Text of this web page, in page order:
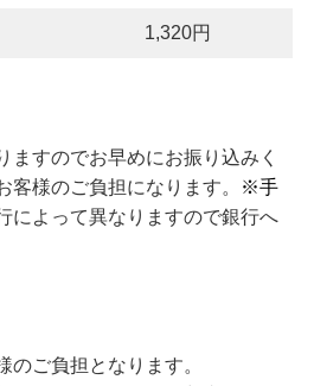
1,320円
ますのでお早めにお振り込みく
客様のご負担になります。
※手
によって異なりますので銀行へ
ご負担となります。